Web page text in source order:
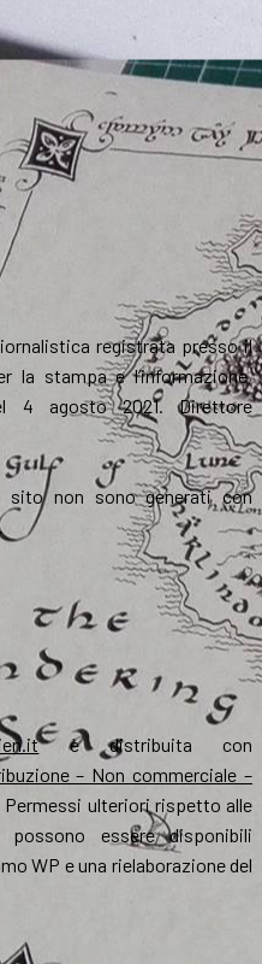
registrata presso il
la stampa e l’informazione,
4 agosto 2021. Direttore
sito non sono generati con
è distribuita con
– Non commerciale –
Permessi ulteriori rispetto alle
essere disponibili
WP e una rielaborazione del